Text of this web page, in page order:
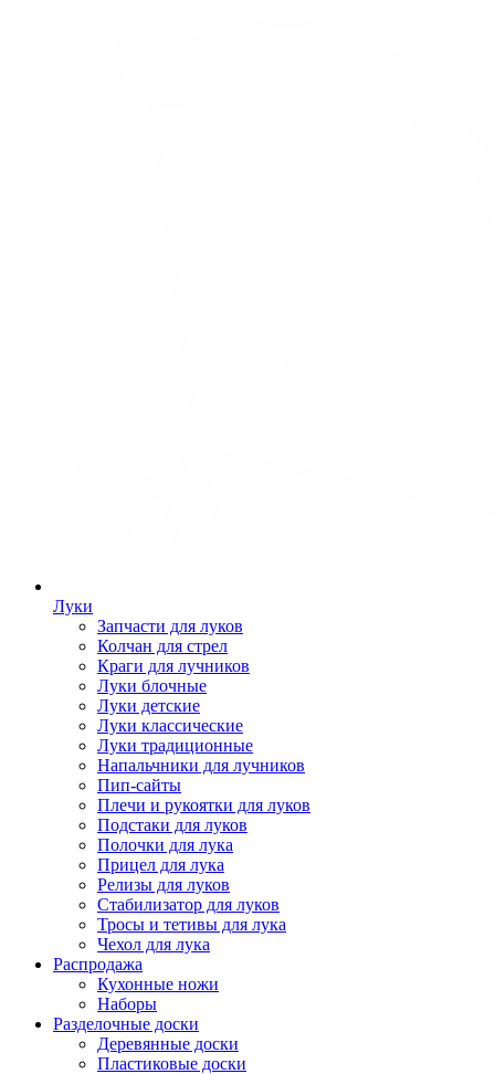
Луки
Запчасти для луков
Колчан для стрел
Краги для лучников
Луки блочные
Луки детские
Луки классические
Луки традиционные
Напальчники для лучников
Пип-сайты
Плечи и рукоятки для луков
Подстаки для луков
Полочки для лука
Прицел для лука
Релизы для луков
Стабилизатор для луков
Тросы и тетивы для лука
Чехол для лука
Распродажа
Кухонные ножи
Наборы
Разделочные доски
Деревянные доски
Пластиковые доски